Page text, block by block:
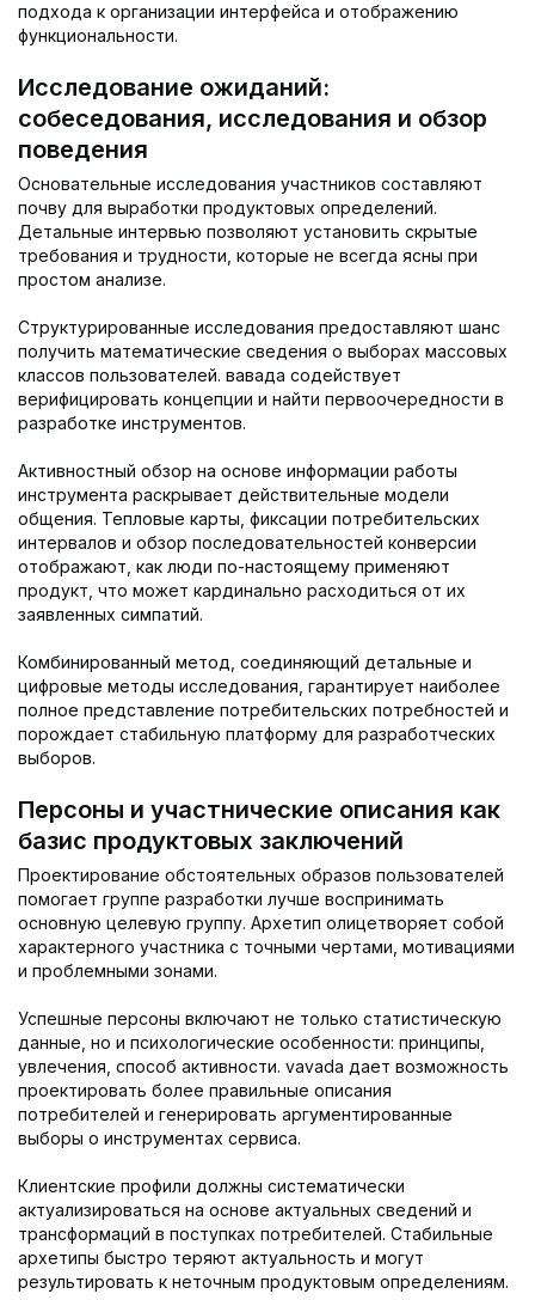
подхода к организации интерфейса и отображению
функциональности.
Исследование ожиданий:
собеседования, исследования и обзор
поведения
Основательные исследования участников составляют
почву для выработки продуктовых определений.
Детальные интервью позволяют установить скрытые
требования и трудности, которые не всегда ясны при
простом анализе.
Структурированные исследования предоставляют шанс
получить математические сведения о выборах массовых
классов пользователей. вавада содействует
верифицировать концепции и найти первоочередности в
разработке инструментов.
Активностный обзор на основе информации работы
инструмента раскрывает действительные модели
общения. Тепловые карты, фиксации потребительских
интервалов и обзор последовательностей конверсии
отображают, как люди по-настоящему применяют
продукт, что может кардинально расходиться от их
заявленных симпатий.
Комбинированный метод, соединяющий детальные и
цифровые методы исследования, гарантирует наиболее
полное представление потребительских потребностей и
порождает стабильную платформу для разработческих
выборов.
Персоны и участнические описания как
базис продуктовых заключений
Проектирование обстоятельных образов пользователей
помогает группе разработки лучше воспринимать
основную целевую группу. Архетип олицетворяет собой
характерного участника с точными чертами, мотивациями
и проблемными зонами.
Успешные персоны включают не только статистическую
данные, но и психологические особенности: принципы,
увлечения, способ активности. vavada дает возможность
проектировать более правильные описания
потребителей и генерировать аргументированные
выборы о инструментах сервиса.
Клиентские профили должны систематически
актуализироваться на основе актуальных сведений и
трансформаций в поступках потребителей. Стабильные
архетипы быстро теряют актуальность и могут
результировать к неточным продуктовым определениям.